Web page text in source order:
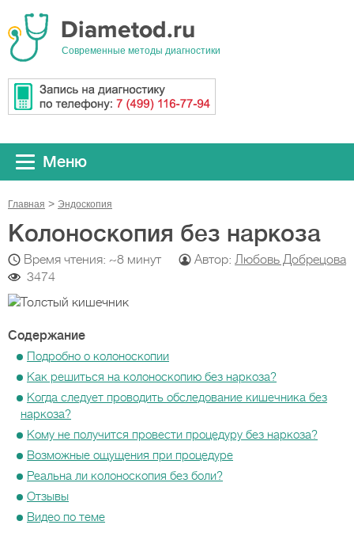
Cовременные методы диагностики
Меню
Главная Эндоскопия
Колоноскопия без наркоза
Время чтения: ~8 минут Автор: Любовь Добрецова
3474
Содержание
Подробно о колоноскопии
Как решиться на колоноскопию без наркоза?
Когда следует проводить обследование кишечника без
наркоза?
Кому не получится провести процедуру без наркоза?
Возможные ощущения при процедуре
Реальна ли колоноскопия без боли?
Отзывы
Видео по теме